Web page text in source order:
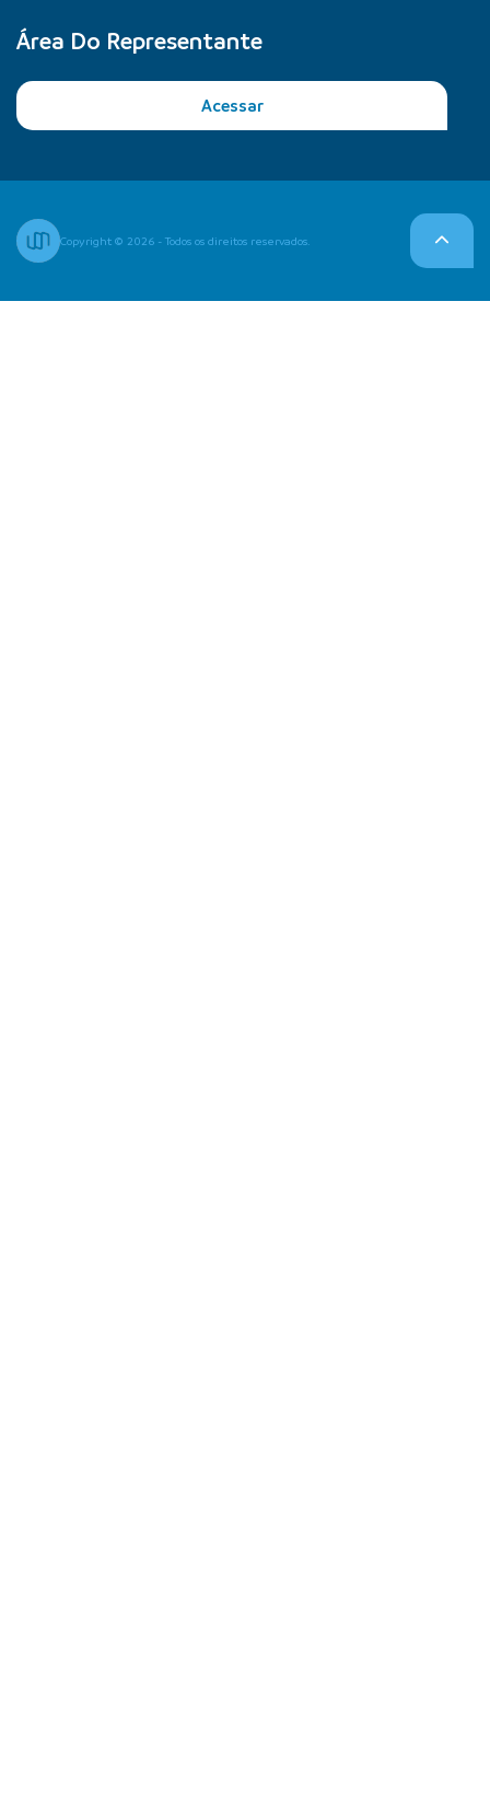
Área Do Representante
Acessar
Copyright © 2026 - Todos os direitos reservados.